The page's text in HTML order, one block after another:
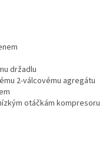
držadlu
2-válcovému agregátu
otáčkám kompresoru